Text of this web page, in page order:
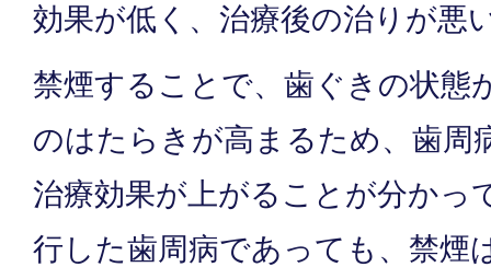
効果が低く、治療後の治りが悪
禁煙することで、歯ぐきの状態
のはたらきが高まるため、歯周
治療効果が上がることが分かっ
行した歯周病であっても、禁煙